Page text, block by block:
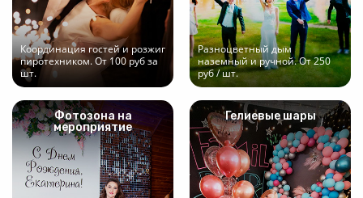
Координация гостей и розжиг
пиротехником. От 100 руб за
шт.
Разноцветный дым
наземный и ручной. От 250
руб / шт.
Фотозона на
мероприятие
Гелиевые шары